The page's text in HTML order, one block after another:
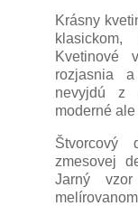
Krásny
Kvetinové
rozjasnia
nevyjdú z
moderné
Štvorcový
zmesovej
Jarný